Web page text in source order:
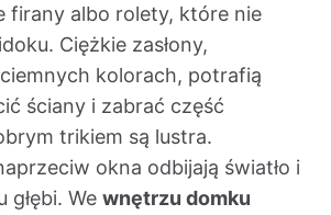
firany albo rolety, które nie
Ciężkie zasłony,
kolorach, potrafią
ściany i zabrać część
trikiem są lustra.
okna odbijają światło i
głębi. Wewnętrzu domku